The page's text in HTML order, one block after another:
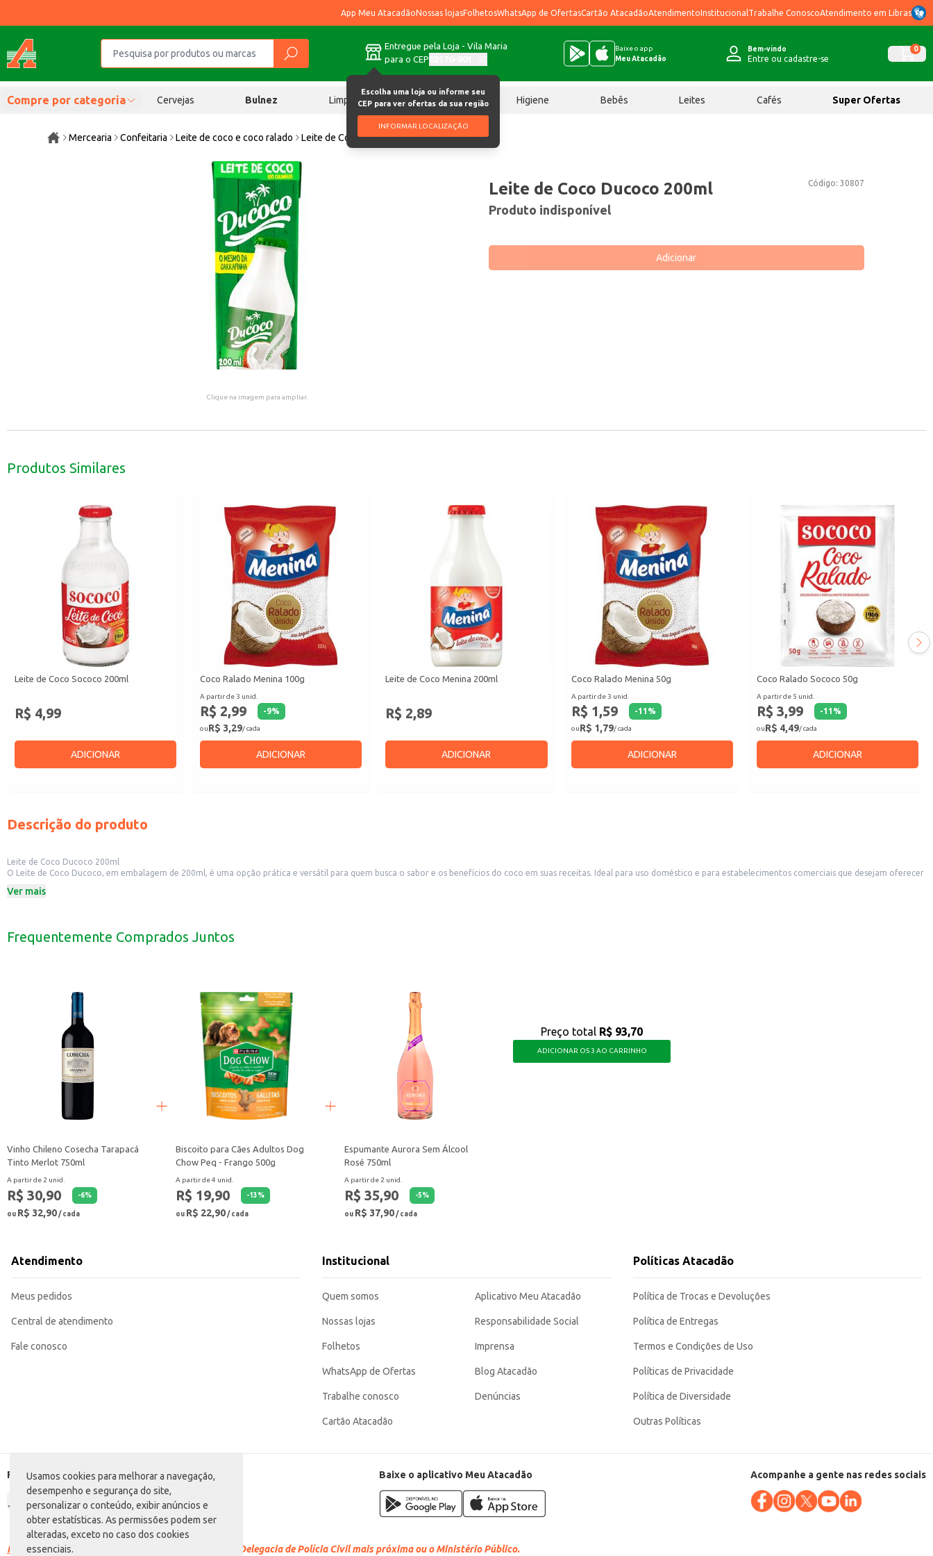
Usamos cookies para melhorar a navegação,
desempenho e segurança do site,
personalizar o conteúdo, exibir anúncios e
obter estatísticas. As permissões podem ser
alteradas, exceto no caso dos cookies
essenciais.
App Meu AtacadãoNossas lojasFolhetosWhatsApp de OfertasCartão AtacadãoAtendimentoInstitucional Trabalhe ConoscoAtendimento em Libras
Entregue pela Loja - Vila Maria
para o CEP
Escolha uma loja ou informe seu
CEP para ver ofertas da sua região
INFORMAR LOCALIZAÇÃO
Baixe o app
Meu Atacadão
Bem-vindo
Entre ou cadastre-se
0
Compre por categoria Cervejas Bulnez Limpeza Chocolates Higiene Bebês Leites Cafés Super Ofertas
Mercearia Confeitaria Leite de coco e coco ralado Leite de Coco Ducoco 200ml
Clique na imagem para ampliar.
Código: 30807
Leite de Coco Ducoco 200ml
Produto indisponível
Adicionar
Produtos Similares
Leite de Coco Sococo 200ml
R$ 4,99
ADICIONAR
Coco Ralado Menina 100g
A partir de 3 unid.
R$ 2,99 -9%
ouR$ 3,29/ cada
ADICIONAR
Leite de Coco Menina 200ml
R$ 2,89
ADICIONAR
Coco Ralado Menina 50g
A partir de 3 unid.
R$ 1,59 -11 %
ouR$ 1,79/ cada
ADICIONAR
Coco Ralado Sococo 50g
A partir de 5 unid.
R$ 3,99 -11 %
ouR$ 4,49/ cada
ADICIONAR
Descrição do produto
Leite de Coco Ducoco 200ml
O Leite de Coco Ducoco, em embalagem de 200ml, é uma opção prática e versátil para quem busca o sabor e os benefícios do coco em suas receitas. Ideal para uso doméstico e para estabelecimentos comerciais que desejam oferecer
Dicas de Uso:
Ideal para adicionar cremosidade e sabor a smoothies e vitaminas.
Ver mais
Frequentemente Comprados Juntos
Vinho Chileno Cosecha Tarapacá
Tinto Merlot 750ml
A partir de 2 unid.
R$ 30,90 -6%
ou R$ 32,90/ cada
Biscoito para Cães Adultos Dog
Chow Peq - Frango 500g
A partir de 4 unid.
R$ 19,90 -13%
ou R$ 22,90/ cada
Espumante Aurora Sem Álcool
Rosé 750ml
A partir de 2 unid.
R$ 35,90 -5%
ou R$ 37,90/ cada
Preço total R$ 93,70
ADICIONAR OS 3 AO CARRINHO
Atendimento
Meus pedidos
Central de atendimento
Fale conosco
Institucional
Quem somos
Nossas lojas
Folhetos
WhatsApp de Ofertas
Trabalhe conosco
Cartão Atacadão
Aplicativo Meu Atacadão
Responsabilidade Social
Imprensa
Blog Atacadão
Denúncias
Políticas Atacadão
Política de Trocas e Devoluções
Política de Entregas
Termos e Condições de Uso
Políticas de Privacidade
Política de Diversidade
Outras Políticas
Formas de pagamento Baixe o aplicativo Meu Atacadão Acompanhe a gente nas redes sociais
Racismo é crime. Denuncie. Disque 100 ou procure a Delegacia de Polícia Civil mais próxima ou o Ministério Público.